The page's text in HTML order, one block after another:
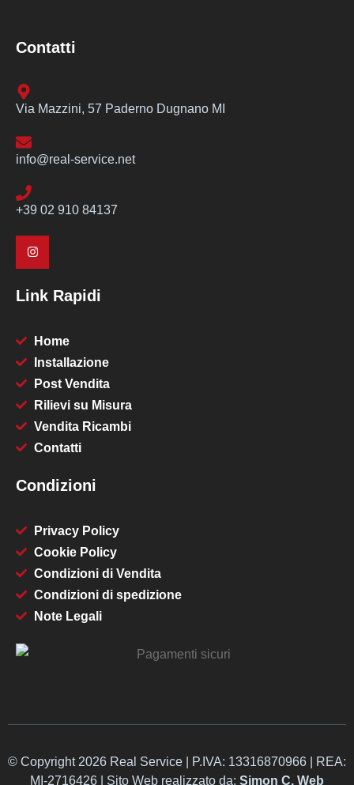
Contatti
Via Mazzini, 57 Paderno Dugnano MI
info@real-service.net
+39 02 910 84137
Link Rapidi
Home
Installazione
Post Vendita
Rilievi su Misura
Vendita Ricambi
Contatti
Condizioni
Privacy Policy
Cookie Policy
Condizioni di Vendita
Condizioni di spedizione
Note Legali
© Copyright 2026 Real Service | P.IVA: 13316870966 | REA:
MI-2716426 | Sito Web realizzato da: Simon C. Web